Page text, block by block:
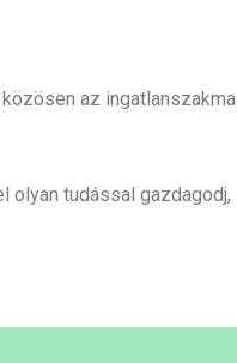
az ingatlanszakma
olyan tudással gazdagodj,